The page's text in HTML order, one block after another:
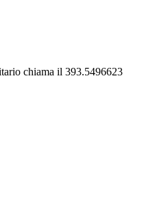
chiama il 393.5496623